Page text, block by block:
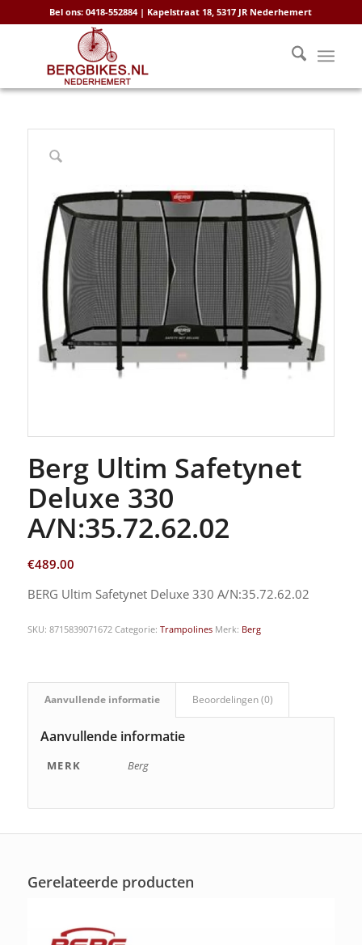
Bel ons: 0418-552884 | Kapelstraat 18, 5317 JR Nederhemert
Berg Ultim Safetynet
Deluxe 330
A/N:35.72.62.02
€489.00
BERG Ultim Safetynet Deluxe 330 A/N:35.72.62.02
SKU: 8715839071672 Categorie: Trampolines Merk: Berg
Aanvullende informatie Beoordelingen (0)
Aanvullende informatie
MERK Berg
Gerelateerde producten